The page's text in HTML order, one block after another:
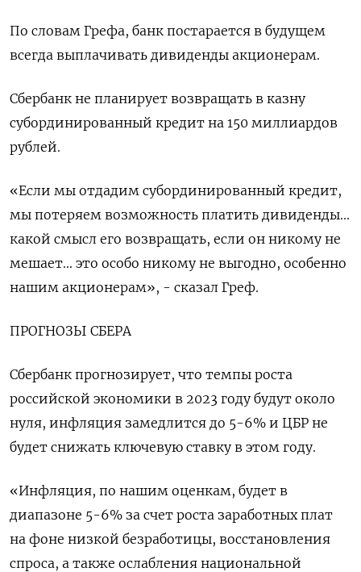
По словам Грефа, банк постарается в будущем
всегда выплачивать дивиденды акционерам.
Сбербанк не планирует возвращать в казну
субординированный кредит на 150 миллиардов
рублей.
«Если мы отдадим субординированный кредит,
мы потеряем возможность платить дивиденды...
какой смысл его возвращать, если он никому не
мешает... это особо никому не выгодно, особенно
нашим акционерам», - сказал Греф.
ПРОГНОЗЫ СБЕРА
Сбербанк прогнозирует, что темпы роста
российской экономики в 2023 году будут около
нуля, инфляция замедлится до 5-6% и ЦБР не
будет снижать ключевую ставку в этом году.
«Инфляция, по нашим оценкам, будет в
диапазоне 5-6% за счет роста заработных плат
на фоне низкой безработицы, восстановления
спроса, а также ослабления национальной